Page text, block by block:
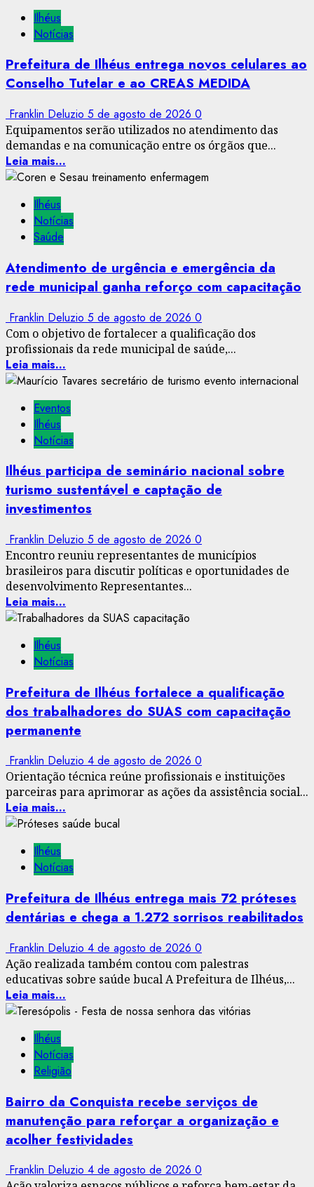
Ilhéus
Notícias
Prefeitura de Ilhéus entrega novos celulares ao
Conselho Tutelar e ao CREAS MEDIDA
Franklin Deluzio 5 de agosto de 2026 0
Equipamentos serão utilizados no atendimento das
demandas e na comunicação entre os órgãos que...
Leia mais...
Ilhéus
Notícias
Saúde
Atendimento de urgência e emergência da
rede municipal ganha reforço com capacitação
Franklin Deluzio 5 de agosto de 2026 0
Com o objetivo de fortalecer a qualificação dos
profissionais da rede municipal de saúde,...
Leia mais...
Eventos
Ilhéus
Notícias
Ilhéus participa de seminário nacional sobre
turismo sustentável e captação de
investimentos
Franklin Deluzio 5 de agosto de 2026 0
Encontro reuniu representantes de municípios
brasileiros para discutir políticas e oportunidades de
desenvolvimento Representantes...
Leia mais...
Ilhéus
Notícias
Prefeitura de Ilhéus fortalece a qualificação
dos trabalhadores do SUAS com capacitação
permanente
Franklin Deluzio 4 de agosto de 2026 0
Orientação técnica reúne profissionais e instituições
parceiras para aprimorar as ações da assistência social...
Leia mais...
Ilhéus
Notícias
Prefeitura de Ilhéus entrega mais 72 próteses
dentárias e chega a 1.272 sorrisos reabilitados
Franklin Deluzio 4 de agosto de 2026 0
Ação realizada também contou com palestras
educativas sobre saúde bucal A Prefeitura de Ilhéus,...
Leia mais...
Ilhéus
Notícias
Religião
Bairro da Conquista recebe serviços de
manutenção para reforçar a organização e
acolher festividades
Franklin Deluzio 4 de agosto de 2026 0